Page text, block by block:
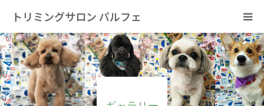
トリミングサロン パルフェ
HOME
トリミング